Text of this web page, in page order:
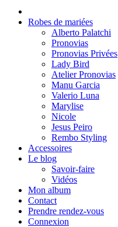
Robes de mariées
Alberto Palatchi
Pronovias
Pronovias Privées
Lady Bird
Atelier Pronovias
Manu Garcia
Valerio Luna
Marylise
Nicole
Jesus Peiro
Rembo Styling
Accessoires
Le blog
Savoir-faire
Vidéos
Mon album
Contact
Prendre rendez-vous
Connexion